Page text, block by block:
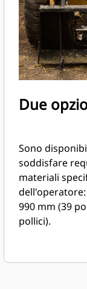
Due
Sono
soddisfare
materiali
990 mm (39
pollici).